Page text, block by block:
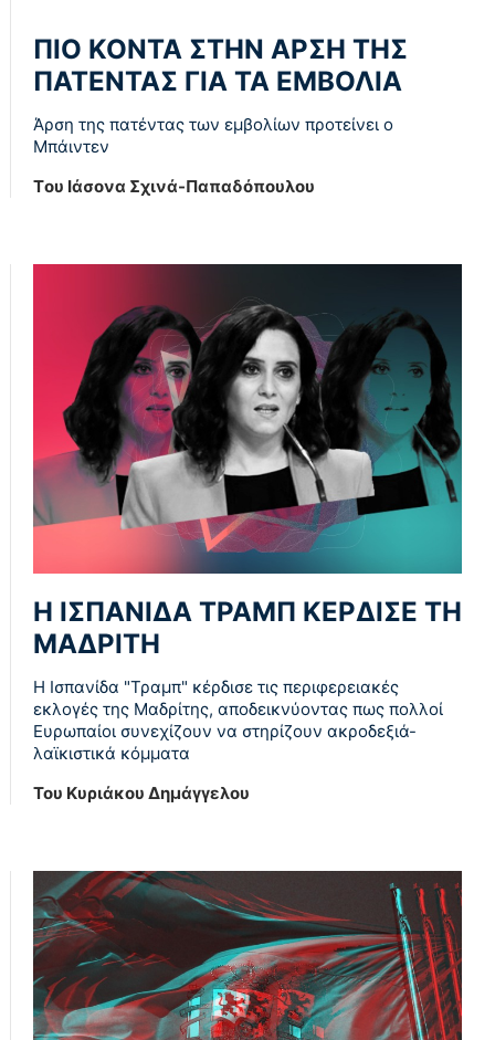
ΠΙΟ ΚΟΝΤΑ ΣΤΗΝ ΑΡΣΗ ΤΗΣ
ΠΑΤΕΝΤΑΣ ΓΙΑ ΤΑ ΕΜΒΟΛΙΑ
Άρση της πατέντας των εμβολίων προτείνει ο
Μπάιντεν
Tου Ιάσονα Σχινά-Παπαδόπουλου
Η ΙΣΠΑΝΙΔΑ ΤΡΑΜΠ ΚΕΡΔΙΣΕ ΤΗ
ΜΑΔΡΙΤΗ
Η Ισπανίδα "Τραμπ" κέρδισε τις περιφερειακές
εκλογές της Μαδρίτης, αποδεικνύοντας πως πολλοί
Ευρωπαίοι συνεχίζουν να στηρίζουν ακροδεξιά-
λαϊκιστικά κόμματα
Του Κυριάκου Δημάγγελου